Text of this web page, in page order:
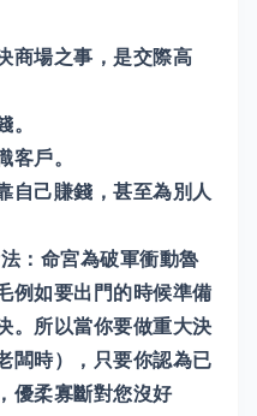
商場之事，是交際高
。
客戶。
自己賺錢，甚至為別人
：命宮為破軍衝動魯
例如要出門的時候準備
。所以當你要做重大決
闆時），只要你認為已
優柔寡斷對您沒好